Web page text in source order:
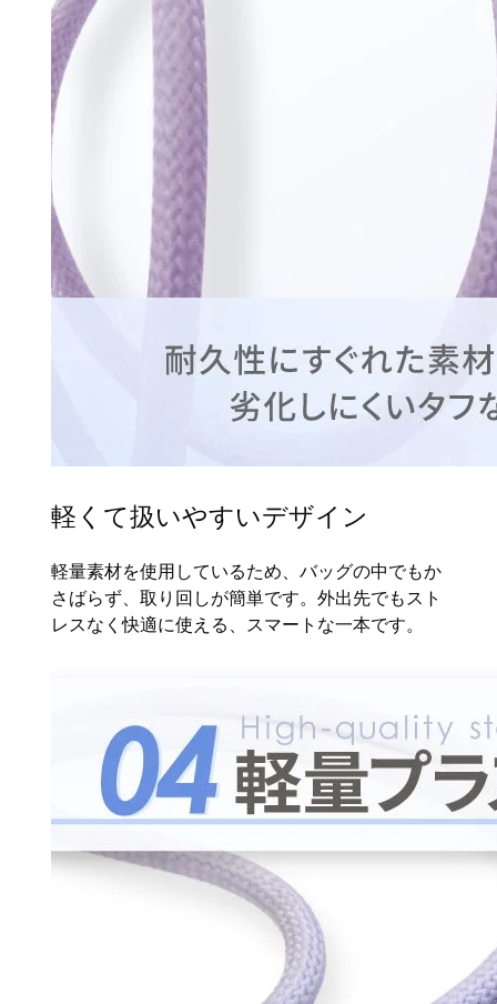
軽くて扱いやすいデザイン
軽量素材を使用しているため、バッグの中でもか
さばらず、取り回しが簡単です。外出先でもスト
レスなく快適に使える、スマートな一本です。